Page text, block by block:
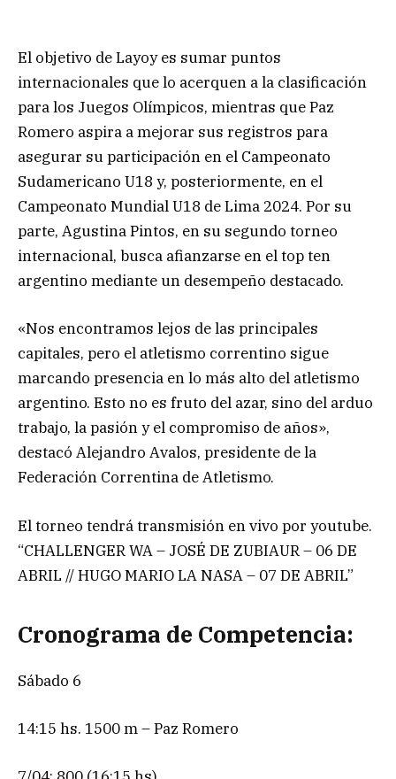
El objetivo de Layoy es sumar puntos
internacionales que lo acerquen a la clasificación
para los Juegos Olímpicos, mientras que Paz
Romero aspira a mejorar sus registros para
asegurar su participación en el Campeonato
Sudamericano U18 y, posteriormente, en el
Campeonato Mundial U18 de Lima 2024. Por su
parte, Agustina Pintos, en su segundo torneo
internacional, busca afianzarse en el top ten
argentino mediante un desempeño destacado.
«Nos encontramos lejos de las principales
capitales, pero el atletismo correntino sigue
marcando presencia en lo más alto del atletismo
argentino. Esto no es fruto del azar, sino del arduo
trabajo, la pasión y el compromiso de años»,
destacó Alejandro Avalos, presidente de la
Federación Correntina de Atletismo.
El torneo tendrá transmisión en vivo por youtube.
“CHALLENGER WA – JOSÉ DE ZUBIAUR – 06 DE
ABRIL // HUGO MARIO LA NASA – 07 DE ABRIL”
Cronograma de Competencia:
Sábado 6
14:15 hs. 1500 m – Paz Romero